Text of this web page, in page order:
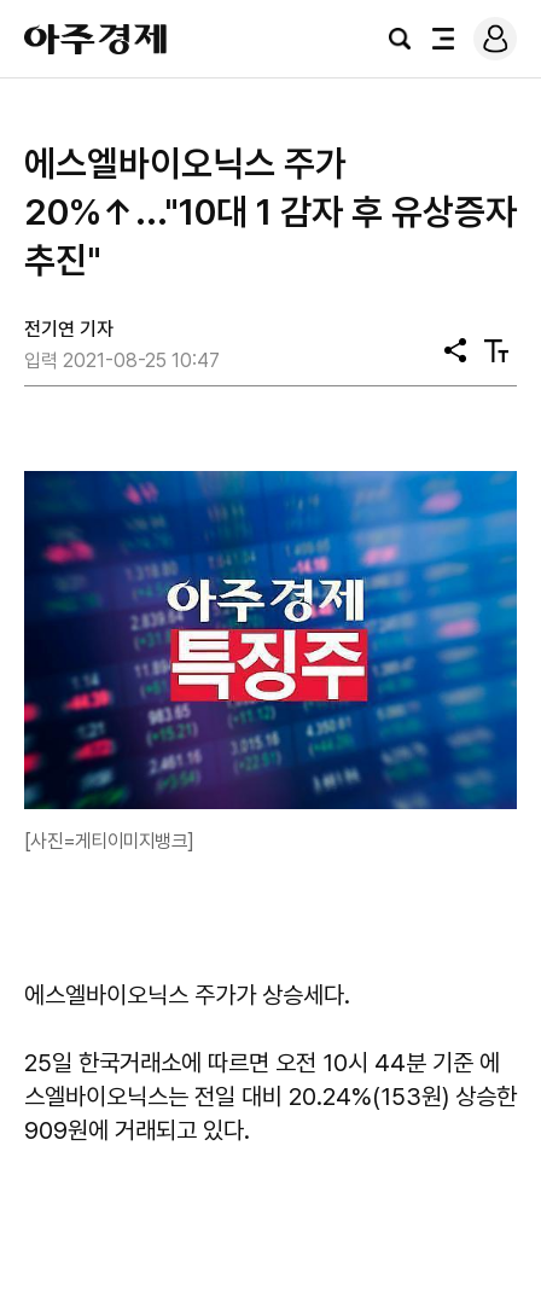
아
주
경
검
전
로
그
에스엘바이오닉스 주가
20%↑..."10대 1 감자 후 유상증자
추진"
전기연 기자
입력 2021-08-25 10:47
공
유
텍
스
[사진=게티이미지뱅크]
에스엘바이오닉스 주가가 상승세다.
25일 한국거래소에 따르면 오전 10시 44분 기준 에
스엘바이오닉스는 전일 대비 20.24%(153원) 상승한
909원에 거래되고 있다.